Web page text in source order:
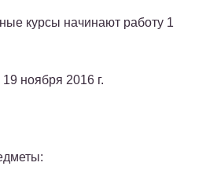
курсы начинают работу 1
ноября 2016 г.